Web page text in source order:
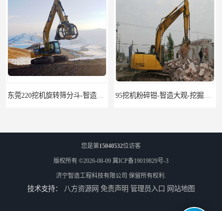
您是第15040532位访客
版权所有 ©2026-08-09 冀ICP备19019829号-3
济宁智造工程科技有限公司 保留所有权利.
技术支持： 八方资源网 免责声明 管理员入口 网站地图